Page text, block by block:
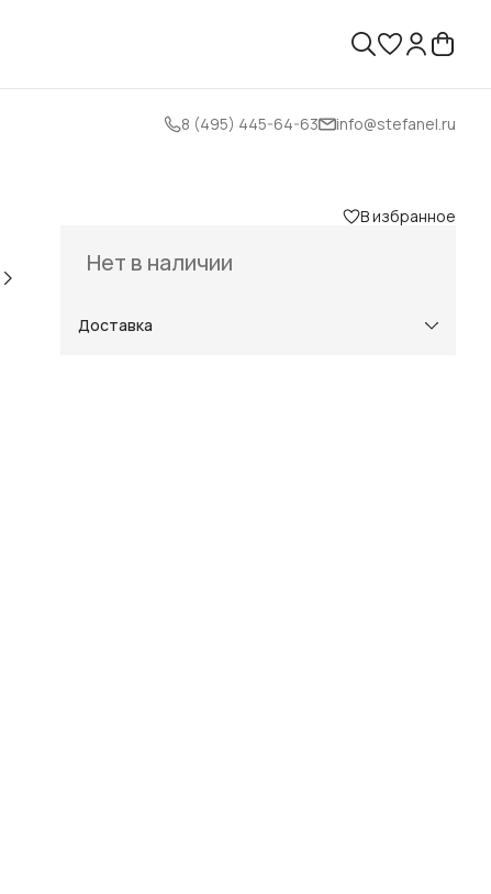
8 (495) 445-64-63 info@stefanel.ru
В избранное
Нет в наличии
Доставка